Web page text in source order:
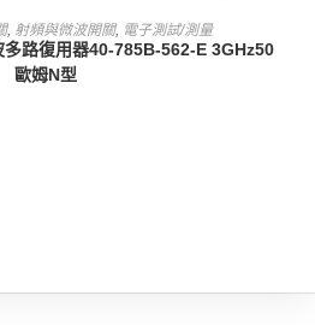
查看內容
, 射頻與微波開關, 電子測試/測量
多路復用器40-785B-562-E 3GHz50
歐姆N型